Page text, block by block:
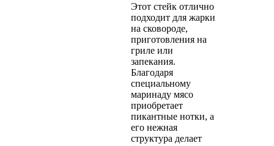
Этот стейк отлично
подходит для жарки
на сковороде,
приготовления на
гриле или
запекания.
Благодаря
специальному
маринаду мясо
приобретает
пикантные нотки, а
его нежная
структура делает